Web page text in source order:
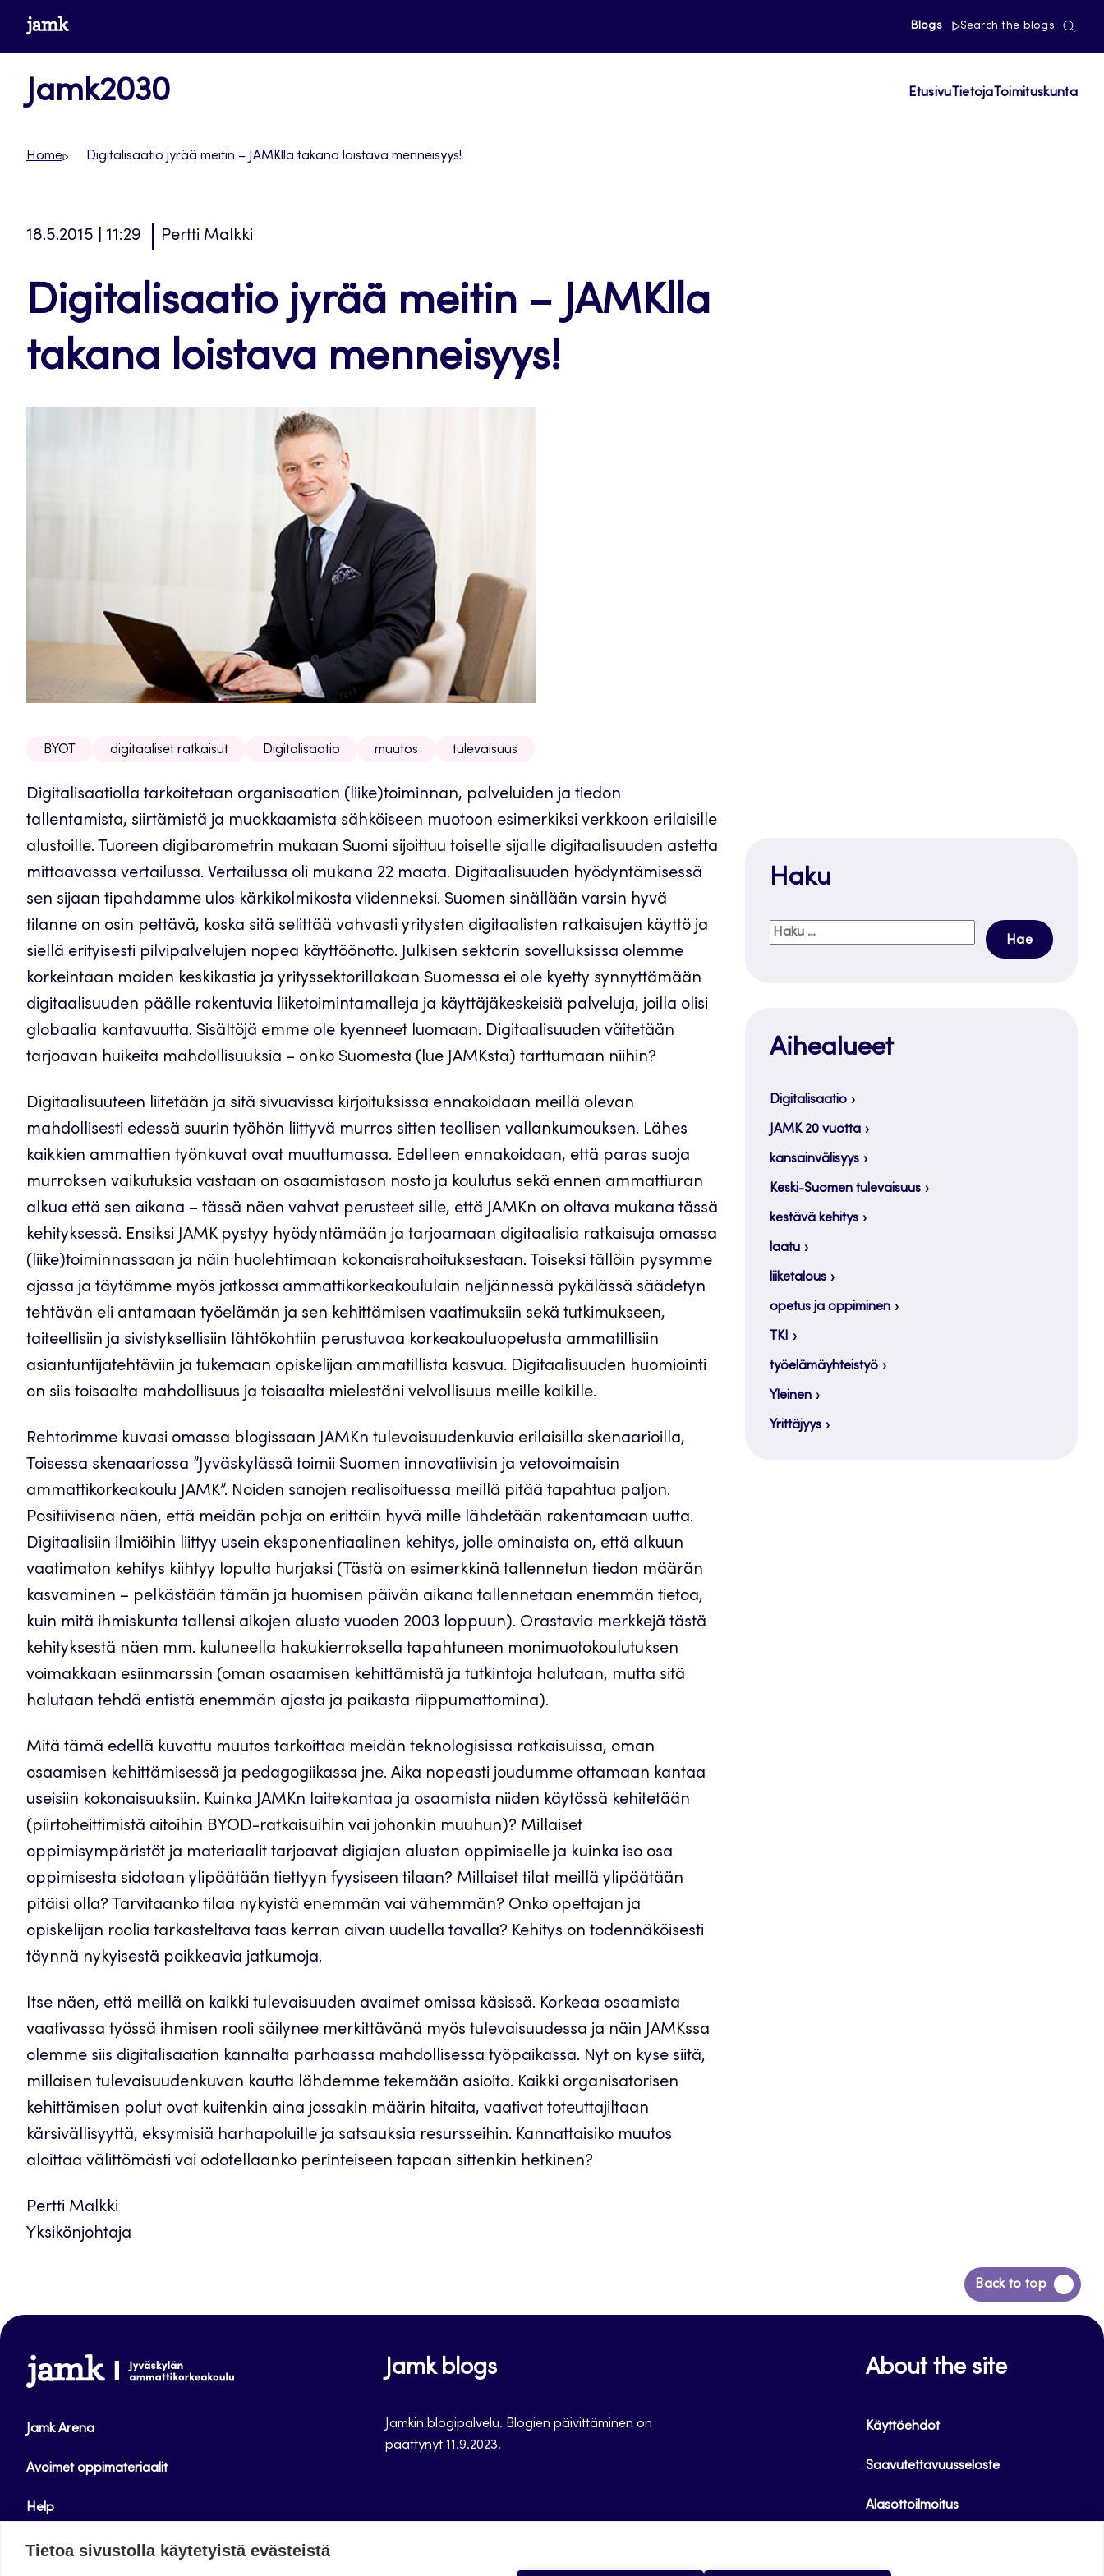
Siirrywww.jamk.fi Blogs Search the blogs
Jamk2030 Etusivu Tietoja Toimituskunta
Home Digitalisaatio jyrää meitin – JAMKlla takana loistava menneisyys!
18.5.2015 | 11:29 Pertti Malkki
Digitalisaatio jyrää meitin – JAMKlla
takana loistava menneisyys!
BYOT digitaaliset ratkaisut Digitalisaatio muutos tulevaisuus
Digitalisaatiolla tarkoitetaan organisaation (liike)toiminnan, palveluiden ja tiedon
tallentamista, siirtämistä ja muokkaamista sähköiseen muotoon esimerkiksi verkkoon erilaisille
alustoille. Tuoreen digibarometrin mukaan Suomi sijoittuu toiselle sijalle digitaalisuuden astetta
mittaavassa vertailussa. Vertailussa oli mukana 22 maata. Digitaalisuuden hyödyntämisessä
sen sijaan tipahdamme ulos kärkikolmikosta viidenneksi. Suomen sinällään varsin hyvä
tilanne on osin pettävä, koska sitä selittää vahvasti yritysten digitaalisten ratkaisujen käyttö ja
siellä erityisesti pilvipalvelujen nopea käyttöönotto. Julkisen sektorin sovelluksissa olemme
korkeintaan maiden keskikastia ja yrityssektorillakaan Suomessa ei ole kyetty synnyttämään
digitaalisuuden päälle rakentuvia liiketoimintamalleja ja käyttäjäkeskeisiä palveluja, joilla olisi
globaalia kantavuutta. Sisältöjä emme ole kyenneet luomaan. Digitaalisuuden väitetään
tarjoavan huikeita mahdollisuuksia – onko Suomesta (lue JAMKsta) tarttumaan niihin?
Digitaalisuuteen liitetään ja sitä sivuavissa kirjoituksissa ennakoidaan meillä olevan
mahdollisesti edessä suurin työhön liittyvä murros sitten teollisen vallankumouksen. Lähes
kaikkien ammattien työnkuvat ovat muuttumassa. Edelleen ennakoidaan, että paras suoja
murroksen vaikutuksia vastaan on osaamistason nosto ja koulutus sekä ennen ammattiuran
alkua että sen aikana – tässä näen vahvat perusteet sille, että JAMKn on oltava mukana tässä
kehityksessä. Ensiksi JAMK pystyy hyödyntämään ja tarjoamaan digitaalisia ratkaisuja omassa
(liike)toiminnassaan ja näin huolehtimaan kokonaisrahoituksestaan. Toiseksi tällöin pysymme
ajassa ja täytämme myös jatkossa ammattikorkeakoululain neljännessä pykälässä säädetyn
tehtävän eli antamaan työelämän ja sen kehittämisen vaatimuksiin sekä tutkimukseen,
taiteellisiin ja sivistyksellisiin lähtökohtiin perustuvaa korkeakouluopetusta ammatillisiin
asiantuntijatehtäviin ja tukemaan opiskelijan ammatillista kasvua. Digitaalisuuden huomiointi
on siis toisaalta mahdollisuus ja toisaalta mielestäni velvollisuus meille kaikille.
Rehtorimme kuvasi omassa blogissaan JAMKn tulevaisuudenkuvia erilaisilla skenaarioilla,
Toisessa skenaariossa ”Jyväskylässä toimii Suomen innovatiivisin ja vetovoimaisin
ammattikorkeakoulu JAMK”. Noiden sanojen realisoituessa meillä pitää tapahtua paljon.
Positiivisena näen, että meidän pohja on erittäin hyvä mille lähdetään rakentamaan uutta.
Digitaalisiin ilmiöihin liittyy usein eksponentiaalinen kehitys, jolle ominaista on, että alkuun
vaatimaton kehitys kiihtyy lopulta hurjaksi (Tästä on esimerkkinä tallennetun tiedon määrän
kasvaminen – pelkästään tämän ja huomisen päivän aikana tallennetaan enemmän tietoa,
kuin mitä ihmiskunta tallensi aikojen alusta vuoden 2003 loppuun). Orastavia merkkejä tästä
kehityksestä näen mm. kuluneella hakukierroksella tapahtuneen monimuotokoulutuksen
voimakkaan esiinmarssin (oman osaamisen kehittämistä ja tutkintoja halutaan, mutta sitä
halutaan tehdä entistä enemmän ajasta ja paikasta riippumattomina).
Mitä tämä edellä kuvattu muutos tarkoittaa meidän teknologisissa ratkaisuissa, oman
osaamisen kehittämisessä ja pedagogiikassa jne. Aika nopeasti joudumme ottamaan kantaa
useisiin kokonaisuuksiin. Kuinka JAMKn laitekantaa ja osaamista niiden käytössä kehitetään
(piirtoheittimistä aitoihin BYOD-ratkaisuihin vai johonkin muuhun)? Millaiset
oppimisympäristöt ja materiaalit tarjoavat digiajan alustan oppimiselle ja kuinka iso osa
oppimisesta sidotaan ylipäätään tiettyyn fyysiseen tilaan? Millaiset tilat meillä ylipäätään
pitäisi olla? Tarvitaanko tilaa nykyistä enemmän vai vähemmän? Onko opettajan ja
opiskelijan roolia tarkasteltava taas kerran aivan uudella tavalla? Kehitys on todennäköisesti
täynnä nykyisestä poikkeavia jatkumoja.
Itse näen, että meillä on kaikki tulevaisuuden avaimet omissa käsissä. Korkeaa osaamista
vaativassa työssä ihmisen rooli säilynee merkittävänä myös tulevaisuudessa ja näin JAMKssa
olemme siis digitalisaation kannalta parhaassa mahdollisessa työpaikassa. Nyt on kyse siitä,
millaisen tulevaisuudenkuvan kautta lähdemme tekemään asioita. Kaikki organisatorisen
kehittämisen polut ovat kuitenkin aina jossakin määrin hitaita, vaativat toteuttajiltaan
kärsivällisyyttä, eksymisiä harhapoluille ja satsauksia resursseihin. Kannattaisiko muutos
aloittaa välittömästi vai odotellaanko perinteiseen tapaan sittenkin hetkinen?
Pertti Malkki
Yksikönjohtaja
Haku
Haku:
Aihealueet
Digitalisaatio
JAMK 20 vuotta
kansainvälisyys
Keski-Suomen tulevaisuus
kestävä kehitys
laatu
liiketalous
opetus ja oppiminen
TKI
työelämäyhteistyö
Yleinen
Yrittäjyys
Back to top
Siirry
takaisin
www.jamk.fi
Jamk Arena
Avoimet oppimateriaalit
Help
Verkkolehdet
Jamk blogs
Jamkin blogipalvelu. Blogien päivittäminen on
päättynyt 11.9.2023.
About the site
Käyttöehdot
Saavutettavuusseloste
Alasottoilmoitus
Tietoa sivustolla käytetyistä evästeistä